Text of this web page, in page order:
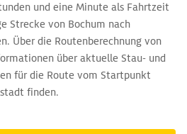
und eine Minute als Fahrtzeit
Strecke von Bochum nach
Über die Routenberechnung von
über aktuelle Stau- und
für die Route vom Startpunkt
finden.